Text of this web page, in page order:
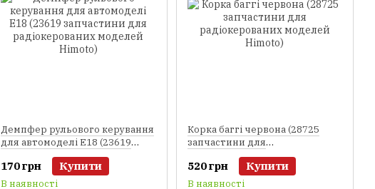
Демпфер рульового керування
для автомоделі E18 (23619
запчастини для
радіокерованих моделей
Himoto)
170 грн Купити
В наявності
Корка баггі червона (28725
запчастини для
радіокерованих моделей
Himoto)
520 грн Купити
В наявності